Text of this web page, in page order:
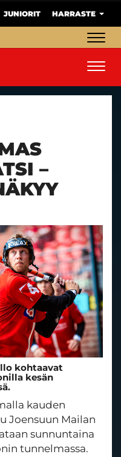
JUNIORIT HARRASTE
–
kohtaavat
kesän
kauden
Joensuun Mailan
sunnuntaina
tunnelmassa.